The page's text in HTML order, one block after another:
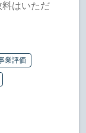
はいただ
業評価